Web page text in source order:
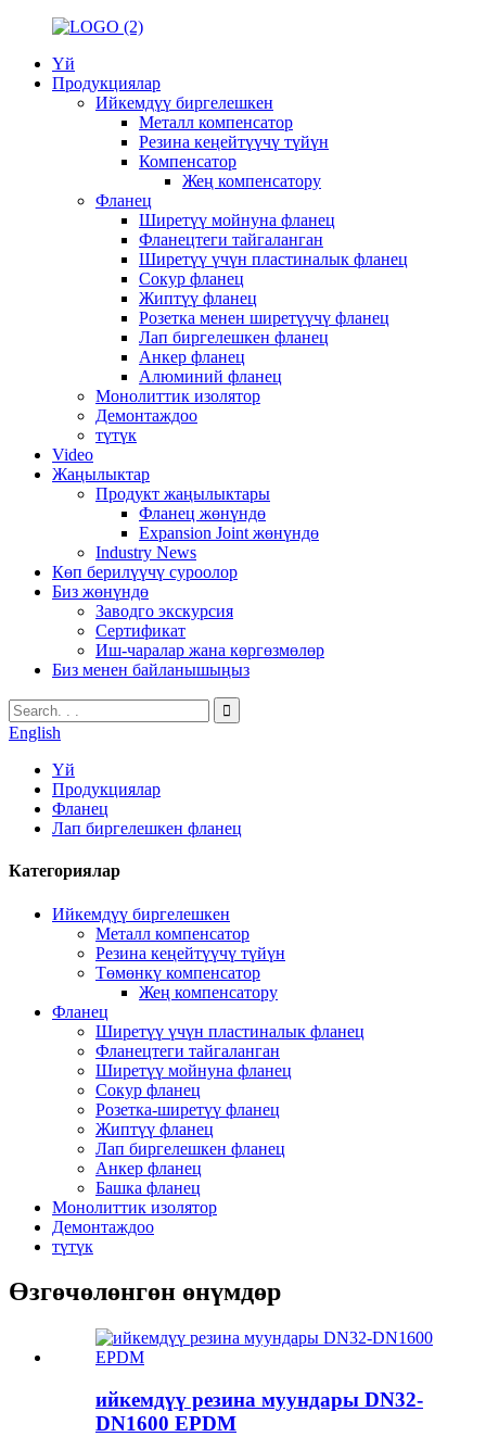
Үй
Продукциялар
Ийкемдүү биргелешкен
Металл компенсатор
Резина кеңейтүүчү түйүн
Компенсатор
Жең компенсатору
Фланец
Ширетүү мойнуна фланец
Фланецтеги тайгаланган
Ширетүү үчүн пластиналык фланец
Сокур фланец
Жиптүү фланец
Розетка менен ширетүүчү фланец
Лап биргелешкен фланец
Анкер фланец
Алюминий фланец
Монолиттик изолятор
Демонтаждоо
түтүк
Video
Жаңылыктар
Продукт жаңылыктары
Фланец жөнүндө
Expansion Joint жөнүндө
Industry News
Көп берилүүчү суроолор
Биз жөнүндө
Заводго экскурсия
Сертификат
Иш-чаралар жана көргөзмөлөр
Биз менен байланышыңыз
English
Үй
Продукциялар
Фланец
Лап биргелешкен фланец
Категориялар
Ийкемдүү биргелешкен
Металл компенсатор
Резина кеңейтүүчү түйүн
Төмөнкү компенсатор
Жең компенсатору
Фланец
Ширетүү үчүн пластиналык фланец
Фланецтеги тайгаланган
Ширетүү мойнуна фланец
Сокур фланец
Розетка-ширетүү фланец
Жиптүү фланец
Лап биргелешкен фланец
Анкер фланец
Башка фланец
Монолиттик изолятор
Демонтаждоо
түтүк
Өзгөчөлөнгөн өнүмдөр
ийкемдүү резина муундары DN32-
DN1600 EPDM